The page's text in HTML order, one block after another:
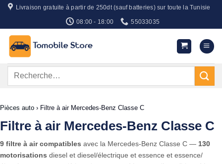
Passer
contenu
Livraison gratuite à partir de 250dt (sauf batteries) sur toute la Tunisie
08:00 - 18:00 55033035
Recherche
Pièces auto › Filtre à air Mercedes-Benz Classe C
Filtre à air Mercedes-Benz Classe C
9 filtre à air compatibles avec la Mercedes-Benz Classe C — 130
motorisations diesel et diesel/électrique et essence et essence/